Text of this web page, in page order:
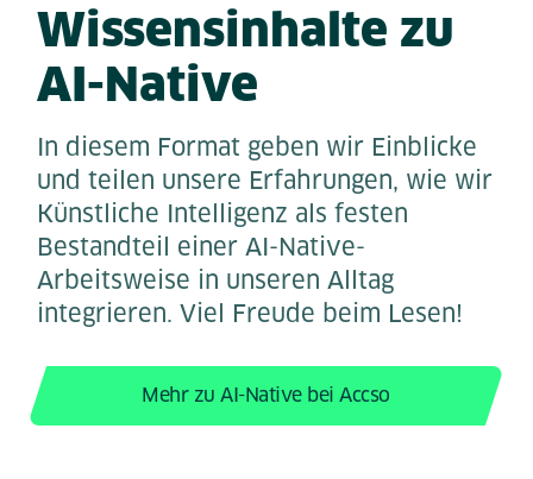
Wissensinhalte zu
AI-Native
In diesem Format geben wir Einblicke
und teilen unsere Erfahrungen, wie wir
Künstliche Intelligenz als festen
Bestandteil einer AI-Native-
Arbeitsweise in unseren Alltag
integrieren. Viel Freude beim Lesen!
Mehr zu AI-Native bei Accso